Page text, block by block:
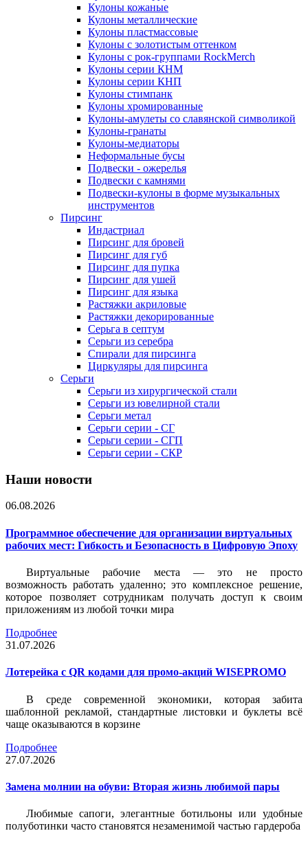
Кулоны кожаные
Кулоны металлические
Кулоны пластмассовые
Кулоны с золотистым оттенком
Кулоны с рок-группами RockMerch
Кулоны серии КНМ
Кулоны серии КНП
Кулоны стимпанк
Кулоны хромированные
Кулоны-амулеты со славянской символикой
Кулоны-гранаты
Кулоны-медиаторы
Неформальные бусы
Подвески - ожерелья
Подвески с камнями
Подвески-кулоны в форме музыкальных
инструментов
Пирсинг
Индастриал
Пирсинг для бровей
Пирсинг для губ
Пирсинг для пупка
Пирсинг для ушей
Пирсинг для языка
Растяжки акриловые
Растяжки декорированные
Серьга в септум
Серьги из серебра
Спирали для пирсинга
Циркуляры для пирсинга
Серьги
Серьги из хирургической стали
Серьги из ювелирной стали
Серьги метал
Серьги серии - СГ
Серьги серии - СГП
Серьги серии - СКР
Наши новости
06.08.2026
Программное обеспечение для организации виртуальных
рабочих мест: Гибкость и Безопасность в Цифровую Эпоху
Виртуальные рабочие места — это не просто
возможность работать удаленно; это комплексное решение,
которое позволяет сотрудникам получать доступ к своим
приложениям из любой точки мира
Подробнее
31.07.2026
Лотерейка c QR кодами для промо-акций WISEPROMO
В среде современной экономики, которая забита
шаблонной рекламой, стандартные листовки и буклеты всё
чаще оказываются в корзине
Подробнее
27.07.2026
Замена молнии на обуви: Вторая жизнь любимой пары
Любимые сапоги, элегантные ботильоны или удобные
полуботинки часто становятся незаменимой частью гардероба